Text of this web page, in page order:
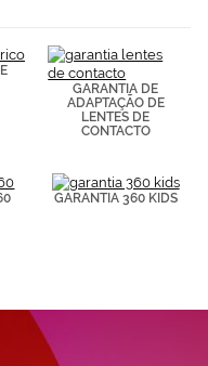
GARANTIA DE
ADAPTAÇÃO DE
LENTES DE
CONTACTO
GARANTIA 360 KIDS